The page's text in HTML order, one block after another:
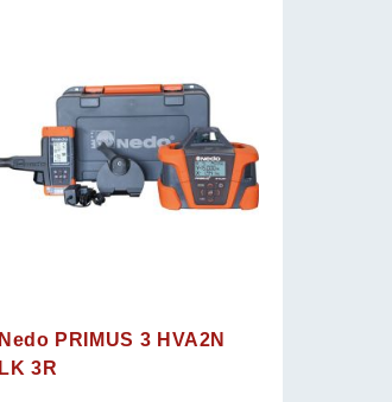
Nedo PRIMUS 3 HVA2N
LK 3R